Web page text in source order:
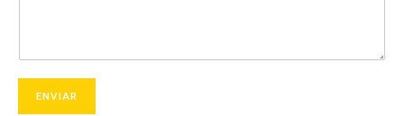
ENVIAR